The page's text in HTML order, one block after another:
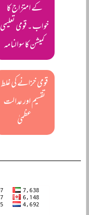
کے امتزاج کا
خواب ۔ قومی تعلیمی
کمیشن کا سوالنامہ
قومی خزانے کی غلط
تقسیم اور عدالت
عظمیٰ